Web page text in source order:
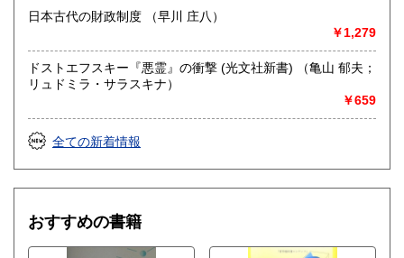
場合がございますのでまずはお気軽にご連絡ください。
https://www.northbookcenter-kaitori.com/syucyou
取り扱い分野
哲学宗教、歴史、社会科学、自然科学、美術工芸、国語国
文、外国書、サブカルチャー
日本古代の財政制度 （早川 庄八）
￥1,279
ドストエフスキー『悪霊』の衝撃 (光文社新書) （亀山 郁夫；
リュドミラ・サラスキナ）
￥659
全ての新着情報
おすすめの書籍